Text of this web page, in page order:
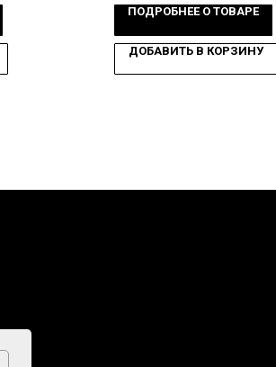
ПОДРОБНЕЕ О ТОВАРЕ
ДОБАВИТЬ В КОРЗИНУ